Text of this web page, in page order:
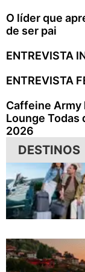
O líder que
de ser pai
ENTREVISTA
ENTREVISTA
Caffeine Army
Lounge Todas
2026
DESTINOS